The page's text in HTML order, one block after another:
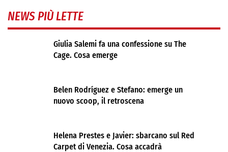
NEWS PIÙ LETTE
Giulia Salemi fa una confessione su The
Cage. Cosa emerge
Belen Rodríguez e Stefano: emerge un
nuovo scoop, il retroscena
Helena Prestes e Javier: sbarcano sul Red
Carpet di Venezia. Cosa accadrà